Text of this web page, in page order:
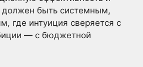
быть системным,
где интуиция сверяется с
— с бюджетной